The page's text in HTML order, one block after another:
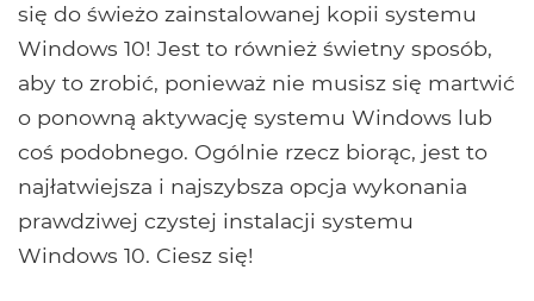
się do świeżo zainstalowanej kopii systemu
Windows 10! Jest to również świetny sposób,
aby to zrobić, ponieważ nie musisz się martwić
o ponowną aktywację systemu Windows lub
coś podobnego. Ogólnie rzecz biorąc, jest to
najłatwiejsza i najszybsza opcja wykonania
prawdziwej czystej instalacji systemu
Windows 10. Ciesz się!